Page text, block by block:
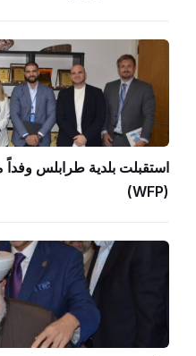
استقبلت بلدية طرابلس وفداً
(WFP)